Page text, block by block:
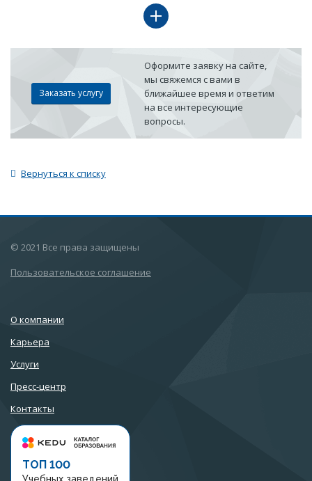
Заказать услугу
Оформите заявку на сайте,
мы свяжемся с вами в
ближайшее время и ответим
на все интересующие
вопросы.
Вернуться к списку
© 2021 Все права защищены
Пользовательское соглашение
О компании
Карьера
Услуги
Пресс-центр
Контакты
ТОП 100